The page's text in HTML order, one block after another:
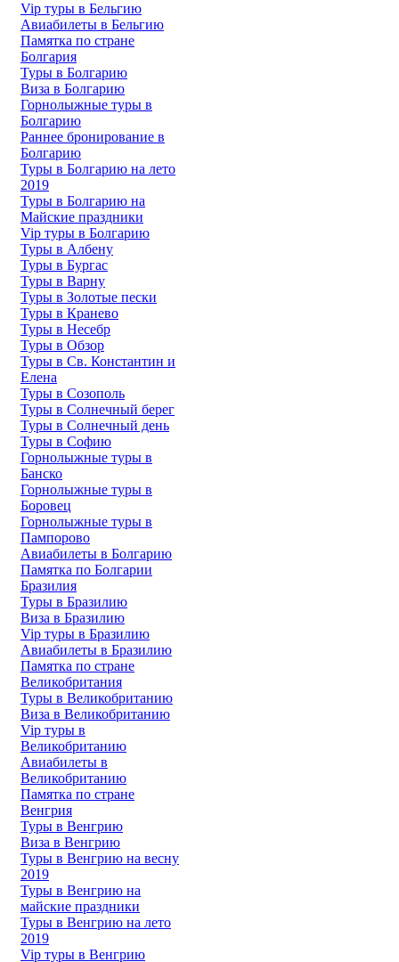
Vip туры в Бельгию
Авиабилеты в Бельгию
Памятка по стране
Болгария
Туры в Болгарию
Виза в Болгарию
Горнолыжные туры в
Болгарию
Раннее бронирование в
Болгарию
Туры в Болгарию на лето
2019
Туры в Болгарию на
Майские праздники
Vip туры в Болгарию
Туры в Албену
Туры в Бургас
Туры в Варну
Туры в Золотые пески
Туры в Кранево
Туры в Несебр
Туры в Обзор
Туры в Св. Константин и
Елена
Туры в Созополь
Туры в Солнечный берег
Туры в Солнечный день
Туры в Софию
Горнолыжные туры в
Банско
Горнолыжные туры в
Боровец
Горнолыжные туры в
Пампорово
Авиабилеты в Болгарию
Памятка по Болгарии
Бразилия
Туры в Бразилию
Виза в Бразилию
Vip туры в Бразилию
Авиабилеты в Бразилию
Памятка по стране
Великобритания
Туры в Великобританию
Виза в Великобританию
Vip туры в
Великобританию
Авиабилеты в
Великобританию
Памятка по стране
Венгрия
Туры в Венгрию
Виза в Венгрию
Туры в Венгрию на весну
2019
Туры в Венгрию на
майские праздники
Туры в Венгрию на лето
2019
Vip туры в Венгрию